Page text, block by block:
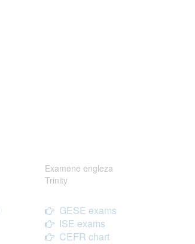
Examene engleza
Trinity
GESE exams
ISE exams
CEFR chart